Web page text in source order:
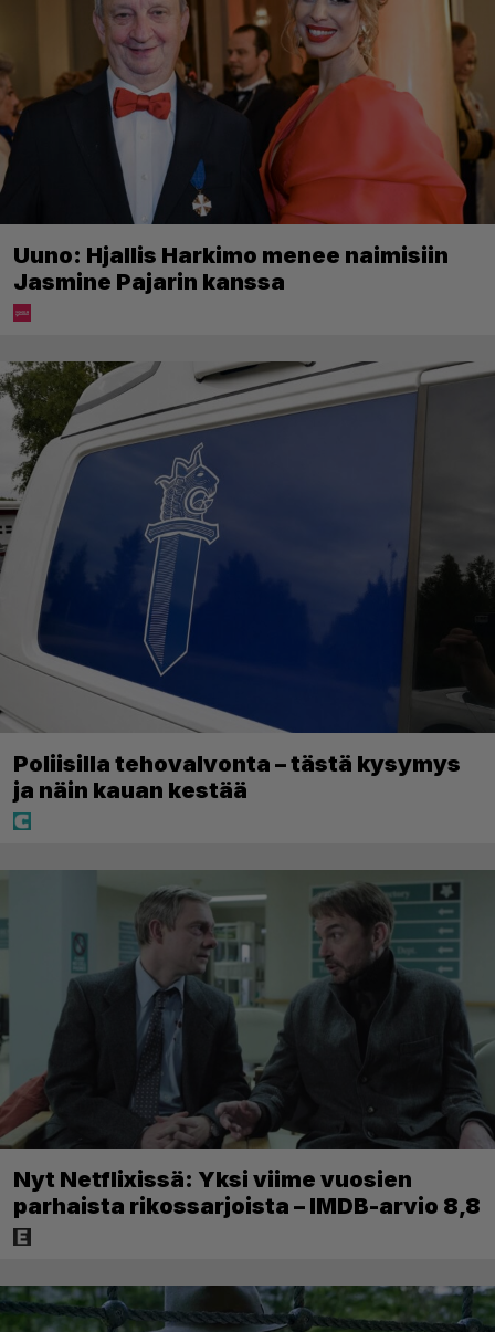
Uuno: Hjallis Harkimo menee naimisiin
Jasmine Pajarin kanssa
Poliisilla tehovalvonta – tästä kysymys
ja näin kauan kestää
Nyt Netflixissä: Yksi viime vuosien
parhaista rikossarjoista – IMDB-arvio 8,8